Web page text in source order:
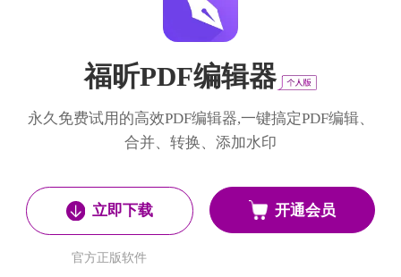
福昕PDF编辑器
永久免费试用的高效PDF编辑器,一键搞定PDF编辑、
合并、转换、添加水印
立即下载
官方正版软件
开通会员